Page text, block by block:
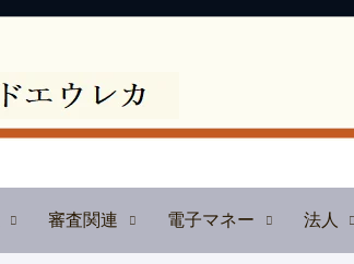
審査関連 電子マネー 法人